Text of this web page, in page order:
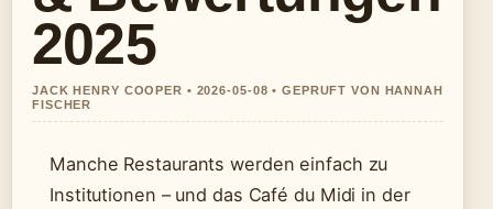
2025
JACK HENRY COOPER • 2026-05-08 • GEPRUFT VON HANNAH
FISCHER
Manche Restaurants werden einfach zu
Institutionen – und das Café du Midi in der